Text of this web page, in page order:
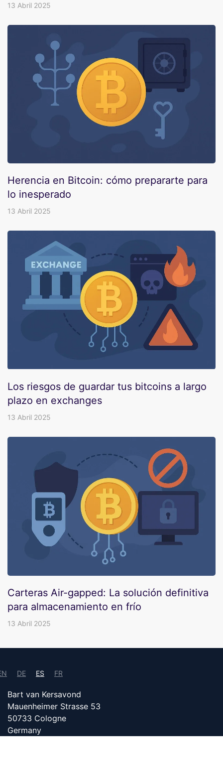
13 Abril 2025
Herencia en Bitcoin: cómo prepararte para
lo inesperado
13 Abril 2025
Los riesgos de guardar tus bitcoins a largo
plazo en exchanges
13 Abril 2025
Carteras Air-gapped: La solución definitiva
para almacenamiento en frío
13 Abril 2025
DE ES FR
Bart van Kersavond
Mauenheimer Strasse 53
50733 Cologne
Germany